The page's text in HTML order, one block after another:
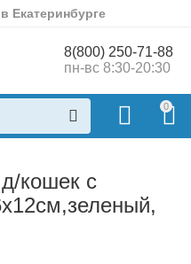
Екатеринбурге
8(800) 250-71-88
пн-вс 8:30-20:30
0
кошек с